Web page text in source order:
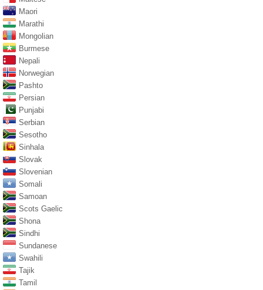
Maori
Marathi
Mongolian
Burmese
Nepali
Norwegian
Pashto
Persian
Punjabi
Serbian
Sesotho
Sinhala
Slovak
Slovenian
Somali
Samoan
Scots Gaelic
Shona
Sindhi
Sundanese
Swahili
Tajik
Tamil